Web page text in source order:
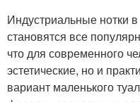
Индустриальные нотки
становятся все
что для современного
эстетические, но и
вариант маленького